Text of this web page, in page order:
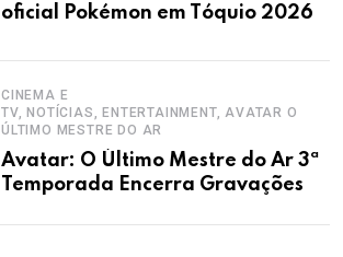
oficial Pokémon em Tóquio 2026
CINEMA E
TV, NOTÍCIAS, ENTERTAINMENT, AVATAR O
ÚLTIMO MESTRE DO AR
Avatar: O Último Mestre do Ar 3ª
Temporada Encerra Gravações